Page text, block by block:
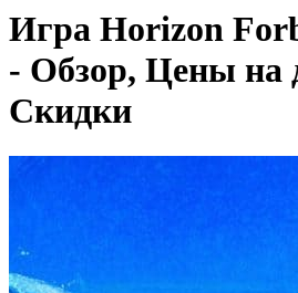
Игра Horizon
- Обзор, Цены на
Скидки